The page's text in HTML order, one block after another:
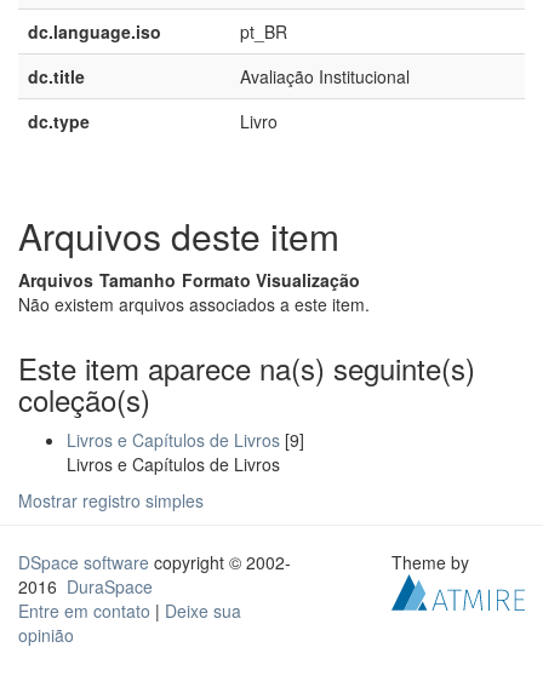
dc.language.iso
pt_BR
dc.title
Avaliação Institucional
dc.type
Livro
Arquivos deste item
Arquivos Tamanho Formato Visualização
Não existem arquivos associados a este item.
Este item aparece na(s) seguinte(s)
coleção(s)
Livros e Capítulos de Livros [9]
Livros e Capítulos de Livros
Mostrar registro simples
DSpace software copyright © 2002-
2016 DuraSpace
Entre em contato | Deixe sua
opinião
Theme by